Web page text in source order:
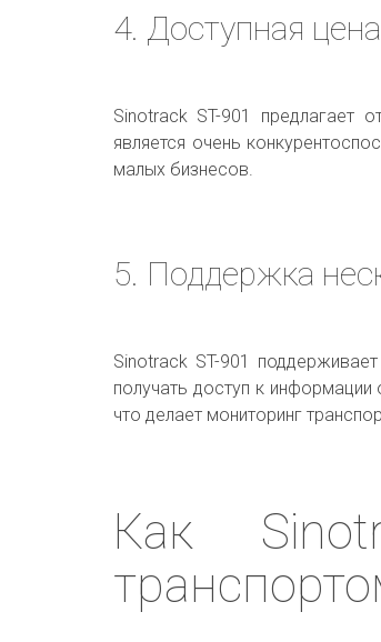
4. Доступная цена
Sinotrack ST-901 предлагает
является очень
малых бизнесов.
5. Поддержка
Sinotrack ST-901
получать доступ к
что делает мониторинг
Как